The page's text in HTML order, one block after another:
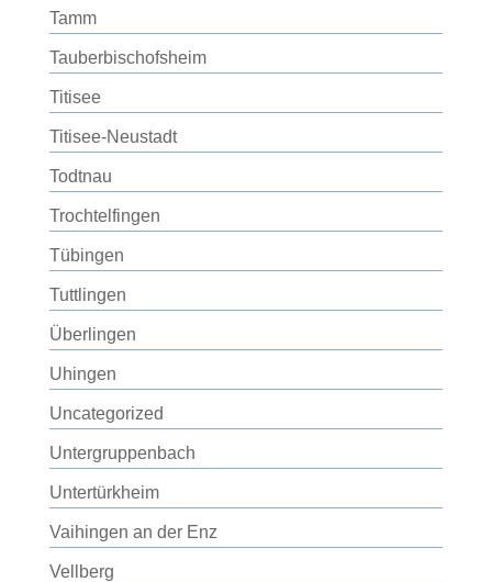
Tamm
Tauberbischofsheim
Titisee
Titisee-Neustadt
Todtnau
Trochtelfingen
Tübingen
Tuttlingen
Überlingen
Uhingen
Uncategorized
Untergruppenbach
Untertürkheim
Vaihingen an der Enz
Vellberg